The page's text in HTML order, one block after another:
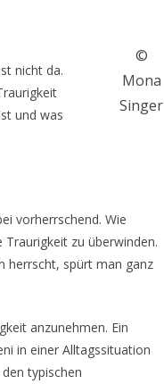
©
Mona
Singer
nicht da.
und was
vorherrschend. Wie
zu überwinden.
herrscht, spürt man ganz
anzunehmen. Ein
in einer Alltagssituation
typischen